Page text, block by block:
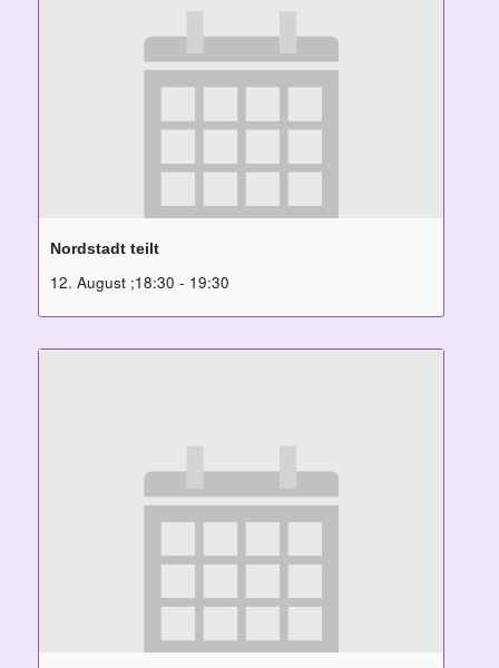
Nordstadt teilt
12. August ;18:30 - 19:30